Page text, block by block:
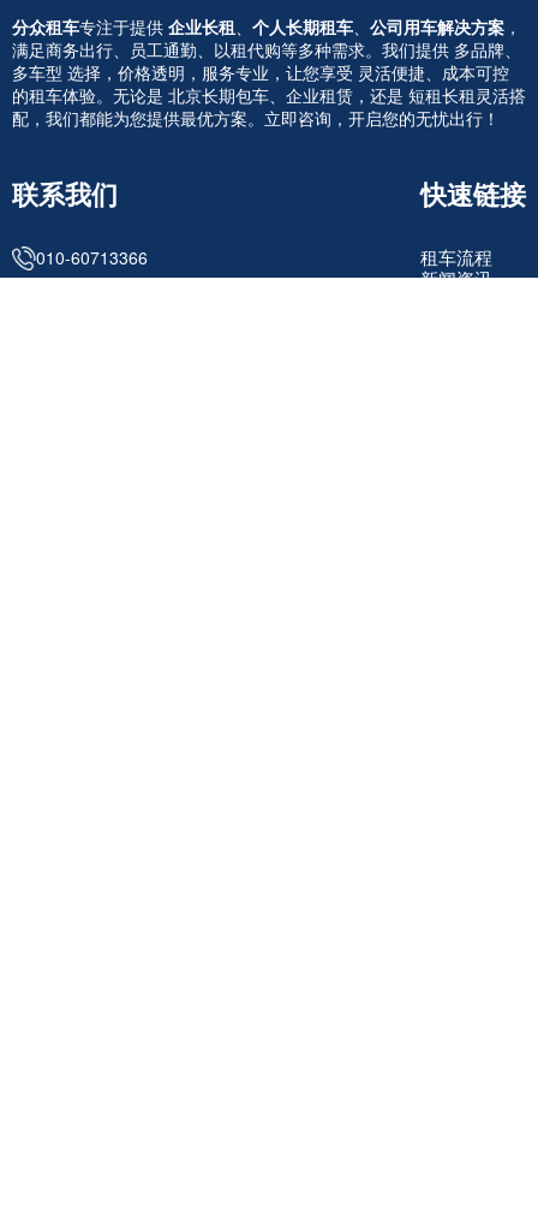
分众租车专注于提供 企业长租、 个人长期租车、 公司用车解决方案 ，
满足商务出行、员工通勤、以租代购等多种需求。我们提供 多品牌、
多车型 选择，价格透明，服务专业，让您享受 灵活便捷、成本可控
的租车体验。无论是 北京长期包车、企业租赁，还是 短租长租灵活搭
配，我们都能为您提供最优方案。立即咨询，开启您的无忧出行！
联系我们
010-60713366
快速链接
租车流程
新闻资讯